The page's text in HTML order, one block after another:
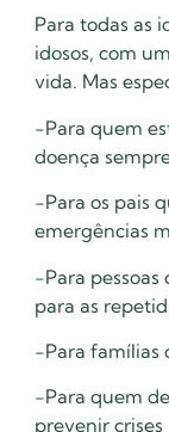
Para todas as
idosos, com
vida. Mas
-Para quem
doença
-Para os pais
emergências
-Para pessoas
para as
-Para famílias
-Para quem
prevenir crises